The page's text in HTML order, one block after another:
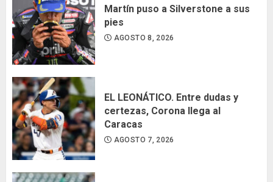
Martín puso a Silverstone a sus
pies
AGOSTO 8, 2026
EL LEONÁTICO. Entre dudas y
certezas, Corona llega al
Caracas
AGOSTO 7, 2026